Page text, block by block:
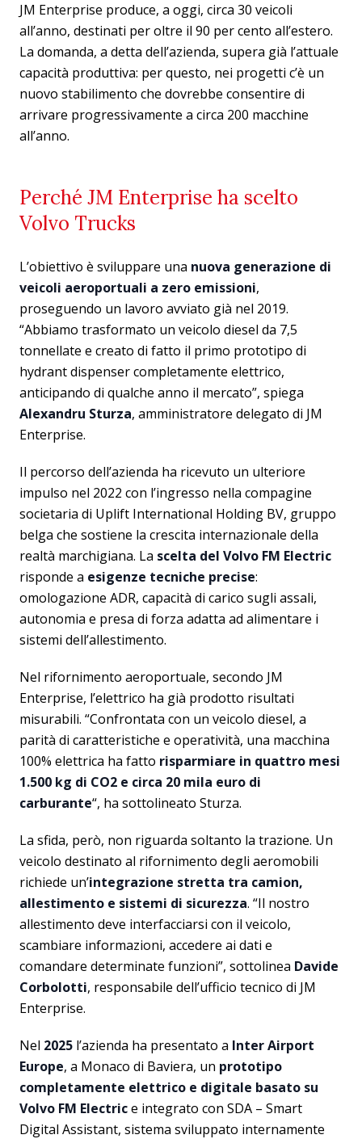
JM Enterprise produce, a oggi, circa 30 veicoli
all’anno, destinati per oltre il 90 per cento all’estero.
La domanda, a detta dell’azienda, supera già l’attuale
capacità produttiva: per questo, nei progetti c’è un
nuovo stabilimento che dovrebbe consentire di
arrivare progressivamente a circa 200 macchine
all’anno.
Perché JM Enterprise ha scelto
Volvo Trucks
L’obiettivo è sviluppare una nuova generazione di
veicoli aeroportuali a zero emissioni,
proseguendo un lavoro avviato già nel 2019.
“Abbiamo trasformato un veicolo diesel da 7,5
tonnellate e creato di fatto il primo prototipo di
hydrant dispenser completamente elettrico,
anticipando di qualche anno il mercato”, spiega
Alexandru Sturza, amministratore delegato di JM
Enterprise.
Il percorso dell’azienda ha ricevuto un ulteriore
impulso nel 2022 con l’ingresso nella compagine
societaria di Uplift International Holding BV, gruppo
belga che sostiene la crescita internazionale della
realtà marchigiana. La scelta del Volvo FM Electric
risponde a esigenze tecniche precise:
omologazione ADR, capacità di carico sugli assali,
autonomia e presa di forza adatta ad alimentare i
sistemi dell’allestimento.
Nel rifornimento aeroportuale, secondo JM
Enterprise, l’elettrico ha già prodotto risultati
misurabili. “Confrontata con un veicolo diesel, a
parità di caratteristiche e operatività, una macchina
100% elettrica ha fatto risparmiare in quattro mesi
1.500 kg di CO2 e circa 20 mila euro di
carburante“, ha sottolineato Sturza.
La sfida, però, non riguarda soltanto la trazione. Un
veicolo destinato al rifornimento degli aeromobili
richiede un’integrazione stretta tra camion,
allestimento e sistemi di sicurezza. “Il nostro
allestimento deve interfacciarsi con il veicolo,
scambiare informazioni, accedere ai dati e
comandare determinate funzioni”, sottolinea Davide
Corbolotti, responsabile dell’ufficio tecnico di JM
Enterprise.
Nel 2025 l’azienda ha presentato a Inter Airport
Europe, a Monaco di Baviera, un prototipo
completamente elettrico e digitale basato su
Volvo FM Electrice integrato con SDA – Smart
Digital Assistant, sistema sviluppato internamente